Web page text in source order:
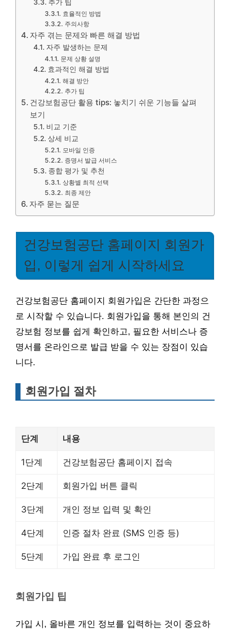
추가 팁
효율적인 방법
주의사항
자주 겪는 문제와 빠른 해결 방법
자주 발생하는 문제
문제 상황 설명
효과적인 해결 방법
해결 방안
추가 팁
건강보험공단 활용 tips: 놓치기 쉬운 기능들 살펴
보기
비교 기준
상세 비교
모바일 인증
증명서 발급 서비스
종합 평가 및 추천
상황별 최적 선택
최종 제안
자주 묻는 질문
건강보험공단 홈페이지 회원가
입, 이렇게 쉽게 시작하세요
건강보험공단 홈페이지 회원가입은 간단한 과정으
로 시작할 수 있습니다. 회원가입을 통해 본인의 건
강보험 정보를 쉽게 확인하고, 필요한 서비스나 증
명서를 온라인으로 발급 받을 수 있는 장점이 있습
니다.
회원가입 절차
단계 내용
1단계 건강보험공단 홈페이지 접속
2단계 회원가입 버튼 클릭
3단계 개인 정보 입력 및 확인
4단계 인증 절차 완료 (SMS 인증 등)
5단계 가입 완료 후 로그인
회원가입 팁
가입 시, 올바른 개인 정보를 입력하는 것이 중요하